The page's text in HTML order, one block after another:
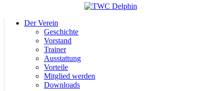
Der Verein
Geschichte
Vorstand
Trainer
Ausstattung
Vorteile
Mitglied werden
Downloads